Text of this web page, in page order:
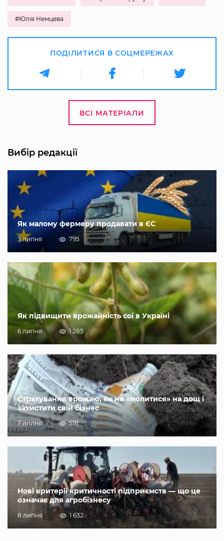
#Юлія Немцева
ПОДІЛИТИСЯ В СОЦМЕРЕЖАХ
ВСІ МАТЕРІАЛИ
Вибір редакції
Як малому фермеру продавати в ЄС
3 липня 795
Як підвищити врожайність сої в Україні
6 липня 1 285
Страхування врожаю, як не «молитися» на дощ і
захистити свій бізнес
7 липня 518
Нові критерії критичності підприємств — що це
означає для агробізнесу
8 липня 1 632